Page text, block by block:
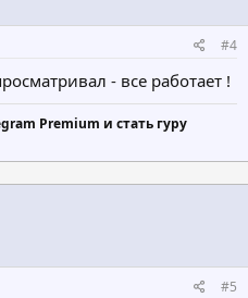
#4
- все работает !
Premium и стать гуру
#5